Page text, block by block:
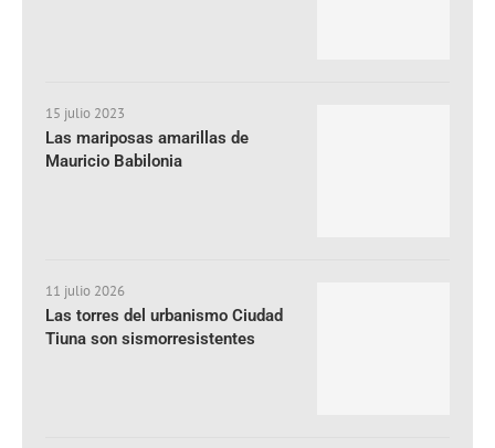
15 julio 2023
Las mariposas amarillas de
Mauricio Babilonia
11 julio 2026
Las torres del urbanismo Ciudad
Tiuna son sismorresistentes